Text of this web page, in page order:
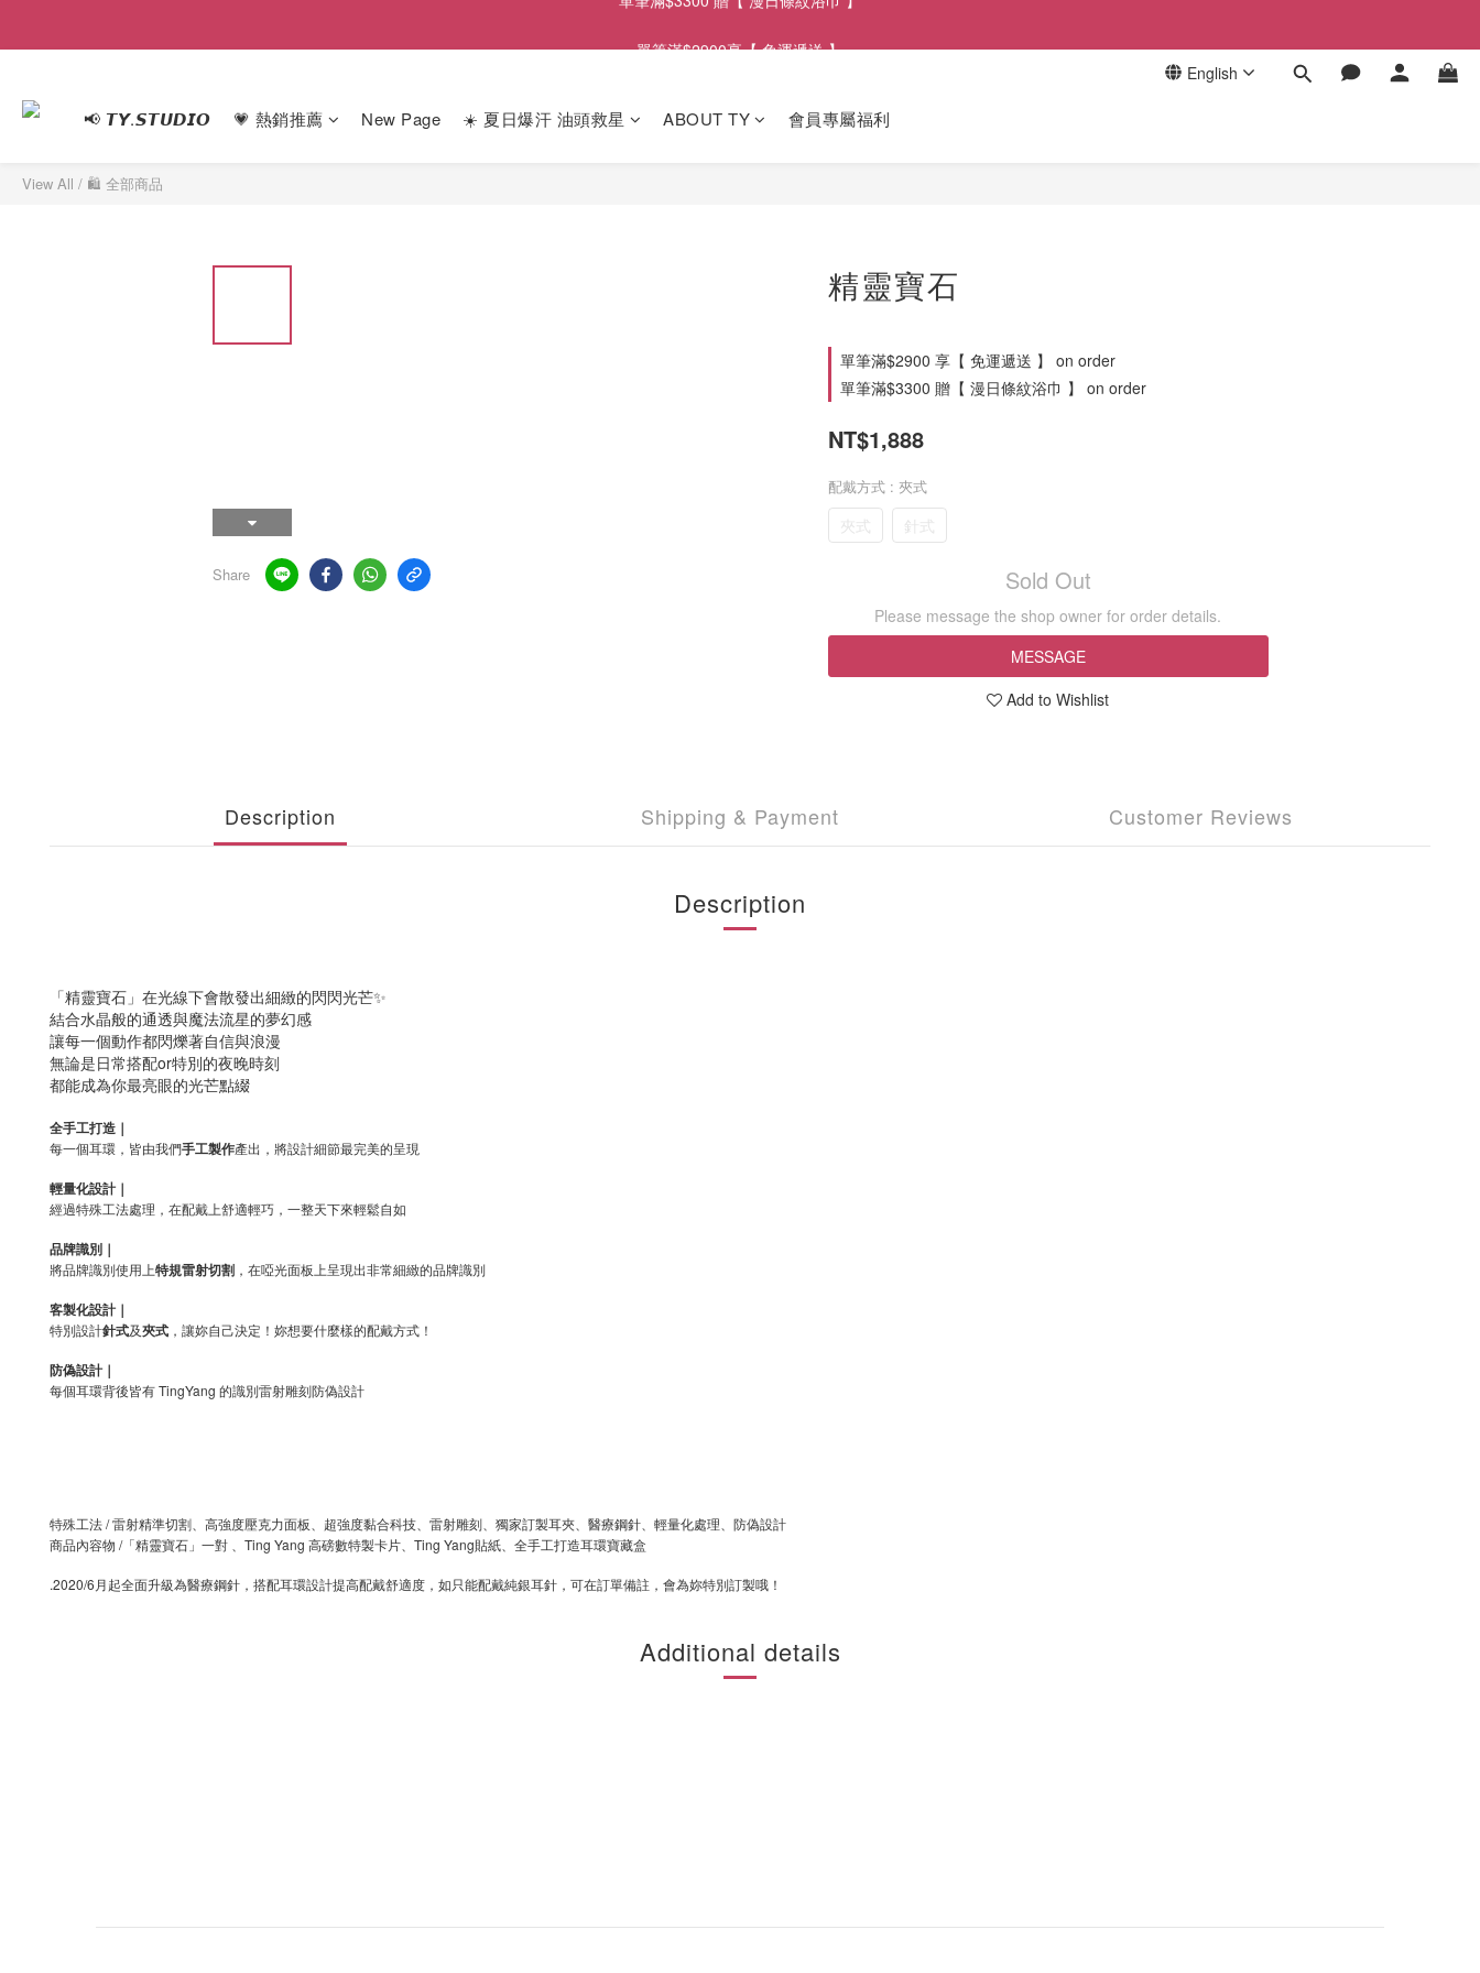
English
📢 𝙏𝙔.𝙎𝙏𝙐𝘿𝙄𝙊 💗 熱銷推薦 New Page ☀️ 夏日爆汗 油頭救星 ABOUT TY 會員專屬福利
View All / 🛍 全部商品
Share
精靈寶石
單筆滿$2900 享【 免運遞送 】 on order
單筆滿$3300 贈【 漫日條紋浴巾 】 on order
NT$1,888
配戴方式 : 夾式
夾式 針式
Sold Out
Please message the shop owner for order details.
MESSAGE
Add to Wishlist
Description Shipping & Payment Customer Reviews
Description
「精靈寶石」在光線下會散發出細緻的閃閃光芒✨
結合水晶般的通透與魔法流星的夢幻感
讓每一個動作都閃爍著自信與浪漫
無論是日常搭配or特別的夜晚時刻
都能成為你最亮眼的光芒點綴
全手工打造｜
每一個耳環，皆由我們手工製作產出，將設計細節最完美的呈現
輕量化設計｜
經過特殊工法處理，在配戴上舒適輕巧，一整天下來輕鬆自如
品牌識別｜
將品牌識別使用上特規雷射切割 ，在啞光面板上呈現出非常細緻的品牌識別
客製化設計｜
特別設計針式及夾式 ，讓妳自己決定！妳想要什麼樣的配戴方式！
防偽設計｜
每個耳環背後皆有 TingYang 的識別雷射雕刻防偽設計
特殊工法 / 雷射精準切割、高強度壓克力面板、超強度黏合科技、雷射雕刻、獨家訂製耳夾、醫療鋼針、輕量化處理、防偽設計
商品內容物 /「精靈寶石」一對 、Ting Yang 高磅數特製卡片、Ting Yang貼紙、全手工打造耳環寶藏盒
.2020/6 月起全面升級為醫療鋼針，搭配耳環設計提高配戴舒適度，如只能配戴純銀耳針，可在訂單備註，會為妳特別訂製哦！
Additional details